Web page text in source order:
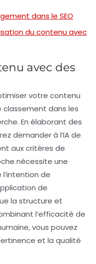
dans le SEO
du contenu avec
avec des
votre contenu
classement dans les
En élaborant des
demander à l’IA de
auxcritères de
nécessite une
intention de
de
la structure et
l’efficacité de
, vous pouvez
et la qualité